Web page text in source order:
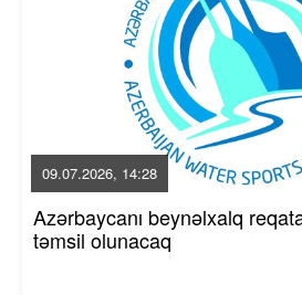
09.07.2026, 14:28
Azərbaycanı beynəlxalq
təmsil olunacaq